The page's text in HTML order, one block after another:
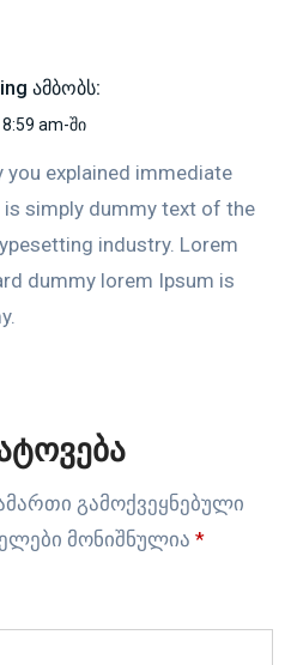
ამბობს:
8:59 am-ში
you explained immediate
is simply dummy text of the
industry. Lorem
dummy lorem Ipsum is
გამოქვეყნებული
მონიშნულია *